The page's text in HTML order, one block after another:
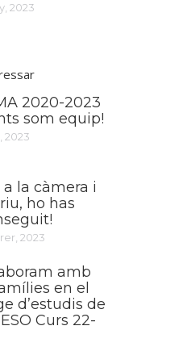
2023
2020-2023
som equip!
2023
a la càmera i
ho has
2023
amb
en el
d’estudis de
Curs 22-